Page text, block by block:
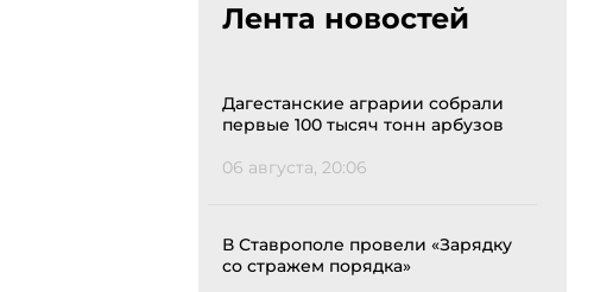
Лента новостей
Дагестанские аграрии собрали
первые 100 тысяч тонн арбузов
06 августа, 20:06
В Ставрополе провели «Зарядку
со стражем порядка»